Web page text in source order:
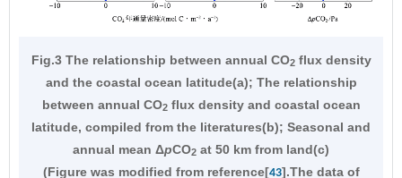
Fig.3 The relationship between annual CO2flux density
and the coastal ocean latitude(a); The relationship
between annual CO2flux density and coastal ocean
latitude, compiled from the literatures(b); Seasonal and
annual mean ΔpCO2 at 50 km from land(c)
(Figure was modified from reference[43].The data of